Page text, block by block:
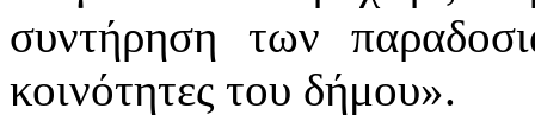
συντήρηση των
κοινότητες του δήμου».